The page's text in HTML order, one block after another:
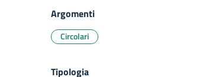
Argomenti
Circolari
Tipologia